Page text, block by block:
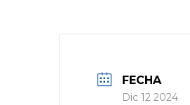
FECHA
Dic 12 2024